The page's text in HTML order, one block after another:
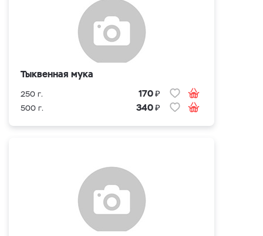
Тыквенная мука
250 г. 170₽
500 г. 340₽